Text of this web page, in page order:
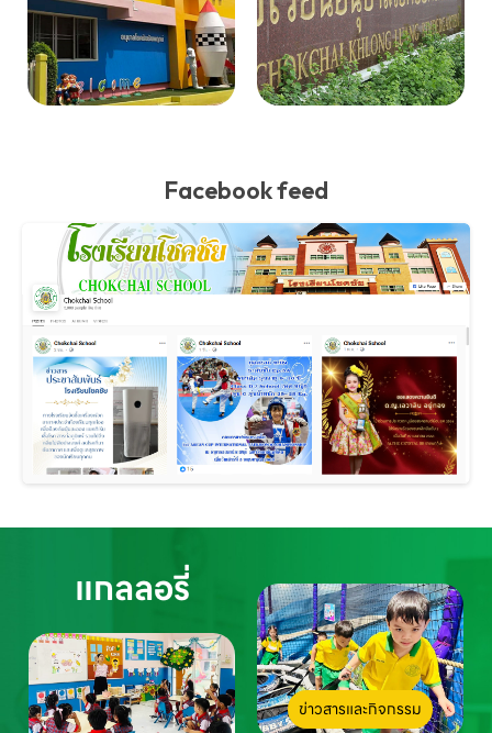
Facebook feed
แกลลอรี่
ข่าวสารและกิจกรรม